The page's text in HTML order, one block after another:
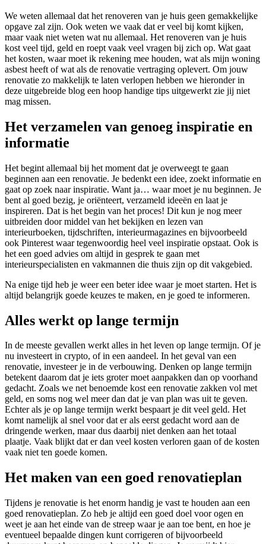
We weten allemaal dat het renoveren van je huis geen gemakkelijke
opgave zal zijn. Ook weten we vaak dat er veel bij komt kijken,
maar vaak niet weten wat nu allemaal. Het renoveren van je huis
kost veel tijd, geld en roept vaak veel vragen bij zich op. Wat gaat
het kosten, waar moet ik rekening mee houden, wat als mijn woning
asbest heeft of wat als de renovatie vertraging oplevert. Om jouw
renovatie zo makkelijk te laten verlopen hebben we hieronder in
deze uitgebreide blog een hoop handige tips uitgewerkt zie jij niet
mag missen.
Het verzamelen van genoeg inspiratie en
informatie
Het begint allemaal bij het moment dat je overweegt te gaan
beginnen aan een renovatie. Je bedenkt een idee, zoekt informatie en
gaat op zoek naar inspiratie. Want ja… waar moet je nu beginnen. Je
bent al goed bezig, je oriënteert, verzameld ideeën en laat je
inspireren. Dat is het begin van het proces! Dit kun je nog meer
uitbreiden door middel van het bekijken en lezen van
interieurboeken, tijdschriften, interieurmagazines en bijvoorbeeld
ook Pinterest waar tegenwoordig heel veel inspiratie opstaat. Ook is
het een goed advies om altijd in gesprek te gaan met
interieurspecialisten en vakmannen die thuis zijn op dit vakgebied.
Na enige tijd heb je weer een beter idee waar je moet starten. Het is
altijd belangrijk goede keuzes te maken, en je goed te informeren.
Alles werkt op lange termijn
In de meeste gevallen werkt alles in het leven op lange termijn. Of je
nu investeert in crypto, of in een aandeel. In het geval van een
renovatie, investeer je in de verbouwing. Denken op lange termijn
betekent daarom dat je iets groter moet aanpakken dan op voorhand
gedacht. Zoals we net benoemde kost een renovatie zakken vol met
geld, en soms nog wel meer dan dat je van plan was uit te geven.
Echter als je op lange termijn werkt bespaart je dit veel geld. Het
komt namelijk al snel voor dat er als eerst gedacht word aan de
dringende werken, maar dus daarbij niet denken aan het totaal
plaatje. Vaak blijkt dat er dan veel kosten verloren gaan of de kosten
vaak niet ten goede komen.
Het maken van een goed renovatieplan
Tijdens je renovatie is het enorm handig je vast te houden aan een
goed renovatieplan. Zo heb je altijd een goed doel voor ogen en
weet je aan het einde van de streep waar je aan toe bent, en hoe je
eventueel bepaalde dingen kunt corrigeren of bijvoorbeeld